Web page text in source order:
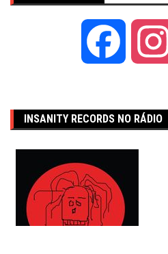
Facebook
INSANITY RECORDS NO RÁDIO